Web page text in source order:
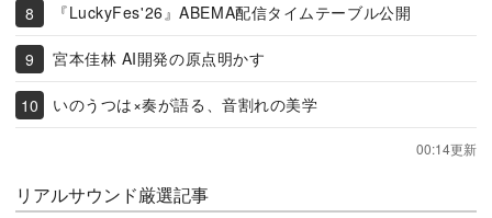
『LuckyFes'26』ABEMA配信タイムテーブル公開
宮本佳林 AI開発の原点明かす
いのうつは×奏が語る、音割れの美学
00:14更新
リアルサウンド厳選記事